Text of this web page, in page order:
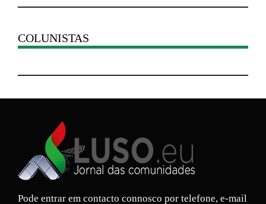
COLUNISTAS
Pode entrar em contacto connosco por telefone, e-mail